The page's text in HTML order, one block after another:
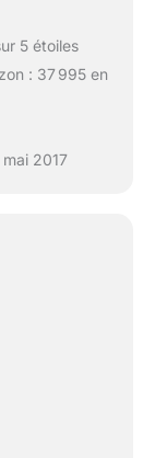
5 étoiles
: 37 995 en
2017